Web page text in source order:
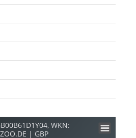
WKN:
| GBP